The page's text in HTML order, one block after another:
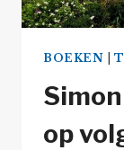
BOEKEN |
op